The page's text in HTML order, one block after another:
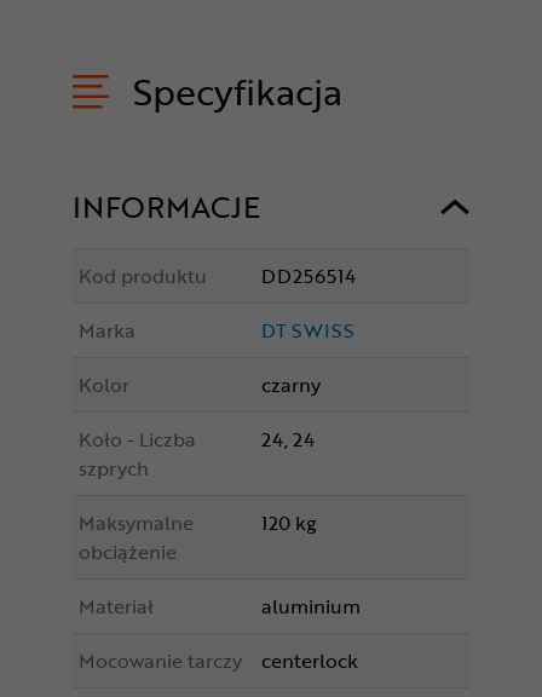
Specyfikacja
INFORMACJE
Kod produktu
DD256514
Marka
DT SWISS
Kolor
czarny
Koło - Liczba
szprych
24, 24
Maksymalne
obciążenie
120 kg
Materiał
aluminium
Mocowanie tarczy
centerlock